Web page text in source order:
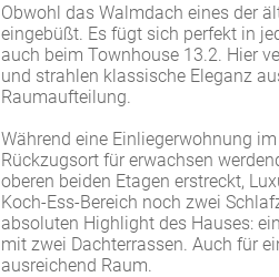
Obwohl das Walmdach eines der
eingebüßt. Es fügt sich perfekt in
auch beim Townhouse 13.2. Hier
und strahlen klassische Eleganz
Raumaufteilung.
Während eine Einliegerwohnung
Rückzugsort für erwachsen
oberen beiden Etagen erstreckt,
Koch-Ess-Bereich noch zwei
absoluten Highlight des Hauses:
mit zwei Dachterrassen. Auch für
ausreichend Raum.